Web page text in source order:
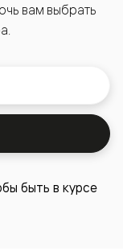
вам выбрать
быть в курсе